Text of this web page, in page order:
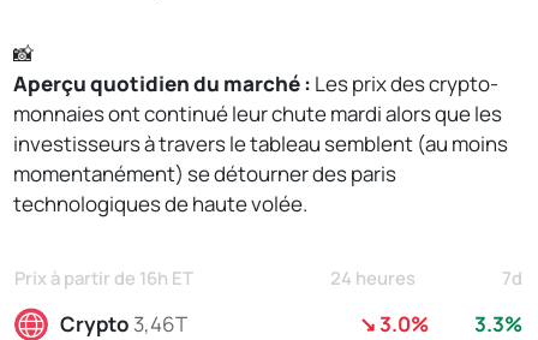
📸
Aperçu quotidien du marché : Les prix des crypto-
monnaies ont continué leur chute mardi alors que les
investisseurs à travers le tableau semblent (au moins
momentanément) se détourner des paris
technologiques de haute volée.
Prix à partir de 16h ET 24 heures 7d
Crypto 3,46T ↘ 3.0%
3.3%